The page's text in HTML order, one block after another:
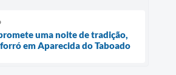
uma noite de tradição,
em Aparecida do Taboado